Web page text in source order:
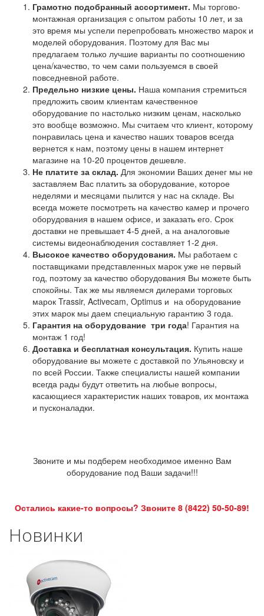
Грамотно подобранный ассортимент. Мы торгово-
монтажная организация с опытом работы 10 лет, и за
это время мы успели перепробовать множество марок и
моделей оборудования. Поэтому для Вас мы
предлагаем только лучшие варианты по соотношению
цена/качество, то чем сами пользуемся в своей
повседневной работе.
Предельно низкие цены. Наша компания стремиться
предложить своим клиентам качественное
оборудование по настолько низким ценам, насколько
это вообще возможно. Мы считаем что клиент, которому
понравилась цена и качество наших товаров всегда
вернется к нам, поэтому цены в нашем интернет
магазине на 10-20 процентов дешевле.
Не платите за склад. Для экономии Ваших денег мы не
заставляем Вас платить за оборудование, которое
неделями и месяцами пылится у нас на складе. Вы
всегда можете посмотреть на качество камер и прочего
оборудования в нашем офисе, и заказать его. Срок
доставки не превышает 4-5 дней, а на аналоговые
системы видеонаблюдения составляет 1-2 дня.
Высокое качество оборудования. Мы работаем с
поставщиками представленных марок уже не первый
год, поэтому за качество оборудования Вы можете быть
спокойны. Так же мы являемся дилерами торговых
марок Trassir, Activecam, Optimus и на оборудование
этих марок мы даем специальную гарантию 3 года.
Гарантия на оборудование три года! Гарантия на
монтаж 1 год!
Доставка и бесплатная консультация. Купить наше
оборудование вы можете с доставкой по Ульяновску и
по всей России. Также специалисты нашей компании
всегда рады будут ответить на любые вопросы,
касающиеся характеристик наших товаров, их монтажа
и пусконаладки.
Звоните и мы подберем необходимое именно Вам
оборудование под Ваши задачи!!!
Остались какие-то вопросы? Звоните 8 (8422) 50-50-89!
Новинки